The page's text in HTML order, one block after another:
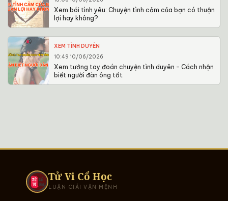
Xem bói tình yêu: Chuyện tình cảm của bạn có thuận
lợi hay không?
XEM TÌNH DUYÊN
10:49 10/06/2026
Xem tướng tay đoán chuyện tình duyên – Cách nhận
biết người đàn ông tốt
Tử Vi Cổ Học
LUẬN GIẢI VẬN MỆNH